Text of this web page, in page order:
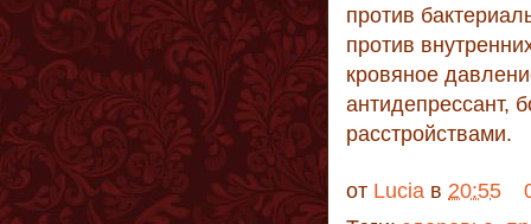
против
против
кровяное
антидепрессант,
расстройствами.
от Lucia в 20:55